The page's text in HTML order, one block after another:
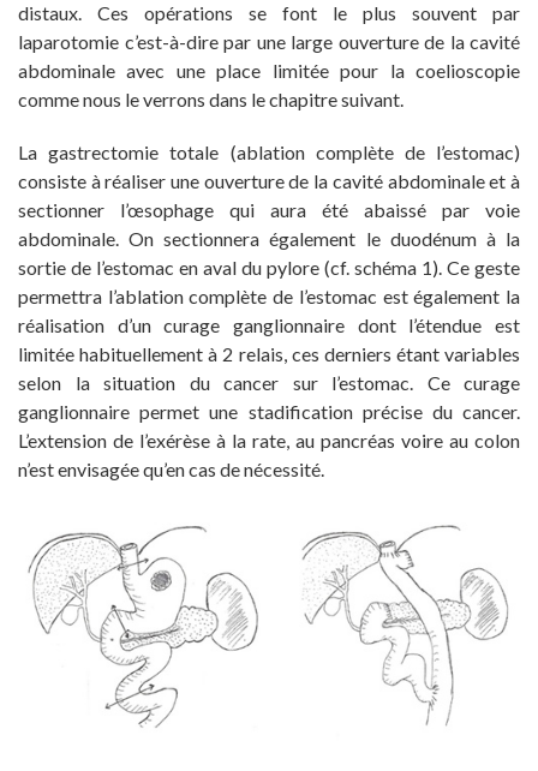
distaux. Ces opérations se font le plus souvent par
laparotomie c’est-à-dire par une large ouverture de la cavité
abdominale avec une place limitée pour la coelioscopie
comme nous le verrons dans le chapitre suivant.
La gastrectomie totale (ablation complète de l’estomac)
consiste à réaliser une ouverture de la cavité abdominale et à
sectionner l’œsophage qui aura été abaissé par voie
abdominale. On sectionnera également le duodénum à la
sortie de l’estomac en aval du pylore (cf. schéma 1). Ce geste
permettra l’ablation complète de l’estomac est également la
réalisation d’un curage ganglionnaire dont l’étendue est
limitée habituellement à 2 relais, ces derniers étant variables
selon la situation du cancer sur l’estomac. Ce curage
ganglionnaire permet une stadification précise du cancer.
L’extension de l’exérèse à la rate, au pancréas voire au colon
n’est envisagée qu’en cas de nécessité.